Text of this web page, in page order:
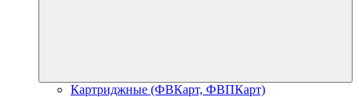
Картриджные (ФВКарт, ФВПКарт)